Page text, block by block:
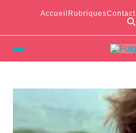
Accueil RubriquesContact